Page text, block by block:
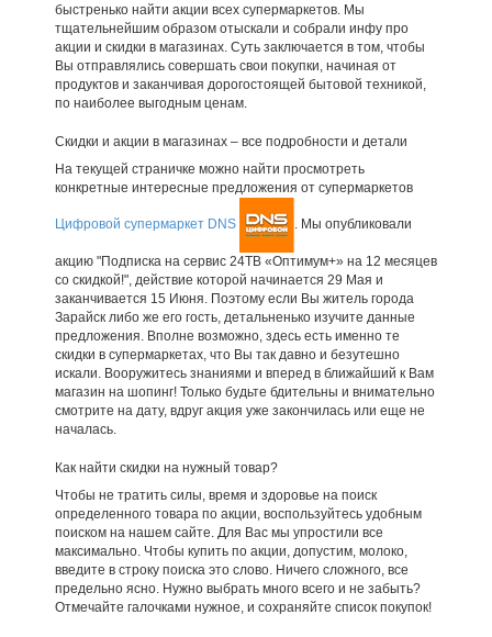
быстренько найти акции всех супермаркетов. Мы
тщательнейшим образом отыскали и собрали инфу про
акции и скидки в магазинах. Суть заключается в том, чтобы
Вы отправлялись совершать свои покупки, начиная от
продуктов и заканчивая дорогостоящей бытовой техникой,
по наиболее выгодным ценам.
Скидки и акции в магазинах – все подробности и детали
На текущей страничке можно найти просмотреть
конкретные интересные предложения от супермаркетов
Цифровой супермаркет DNS . Мы опубликовали
акцию "Подписка на сервис 24ТВ «Оптимум+» на 12 месяцев
со скидкой!", действие которой начинается 29 Мая и
заканчивается 15 Июня. Поэтому если Вы житель города
Зарайск либо же его гость, детальненько изучите данные
предложения. Вполне возможно, здесь есть именно те
скидки в супермаркетах, что Вы так давно и безутешно
искали. Вооружитесь знаниями и вперед в ближайший к Вам
магазин на шопинг! Только будьте бдительны и внимательно
смотрите на дату, вдруг акция уже закончилась или еще не
началась.
Как найти скидки на нужный товар?
Чтобы не тратить силы, время и здоровье на поиск
определенного товара по акции, воспользуйтесь удобным
поиском на нашем сайте. Для Вас мы упростили все
максимально. Чтобы купить по акции, допустим, молоко,
введите в строку поиска это слово. Ничего сложного, все
предельно ясно. Нужно выбрать много всего и не забыть?
Отмечайте галочками нужное, и сохраняйте список покупок!